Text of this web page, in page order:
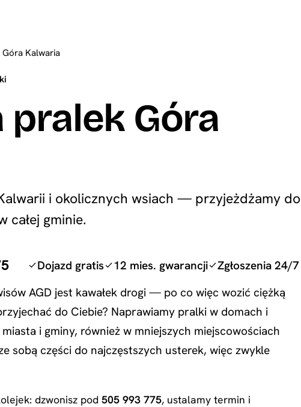
Góra Kalwaria
Góra
i okolicznych wsiach — przyjeżdżamy do
całej gminie.
Dojazd gratis 12 mies. gwarancji
Zgłoszenia 24/7
AGD jest kawałek drogi — po co więc wozić ciężką
do Ciebie? Naprawiamy pralki w domach i
i gminy, również w mniejszych miejscowościach
sobą części do najczęstszych usterek, więc zwykle
dzwonisz pod 505 993 775, ustalamy termin i